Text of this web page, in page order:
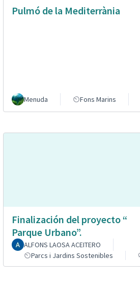
Pulmó de la Mediterrània
Menuda Fons Marins
Finalización del proyecto “
Parque Urbano”.
ALFONS LAOSA ACEITERO
Parcs i Jardins Sostenibles